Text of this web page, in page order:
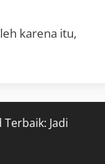
karena itu,
Jadi